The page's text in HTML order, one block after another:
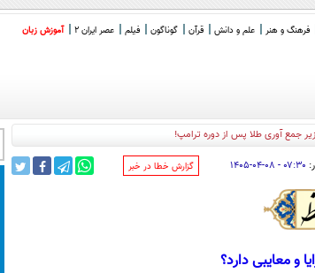
فرهنگ و هنر علم و دانش قرآن گوناگون فیلم عصر ایران 2 آموزش زبان
جمع آوری طلا پس از دوره ترامپ!
۰۷:۳۰ - ۰۸-۰۴-۱۴۰۵ ‌گزارش خطا در خبر
و معایبی دارد؟